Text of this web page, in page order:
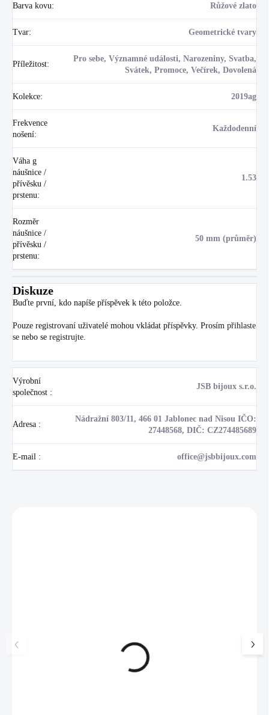
Barva kovu: Růžové zlato
Tvar: Geometrické tvary
Příležitost:
Pro sebe, Významné události, Narozeniny, Svatba,
Svátek, Promoce, Večírek, Dovolená
Kolekce: 2019ag
Frekvence
nošení:
Každodenní
Váha g
náušnice /
přívěsku /
prstenu:
1.53
Rozměr
náušnice /
přívěsku /
prstenu:
50 mm (průměr)
Diskuze
Buďte první, kdo napíše příspěvek k této položce.
Pouze registrovaní uživatelé mohou vkládat příspěvky. Prosím přihlaste
se nebo se registrujte
Výrobní
společnost :
JSB bijoux s.r.o.
Adresa :
Nádražní 803/11, 466 01 Jablonec nad Nisou IČO:
27448568, DIČ: CZ274485689
E-mail : office@jsbbijoux.com